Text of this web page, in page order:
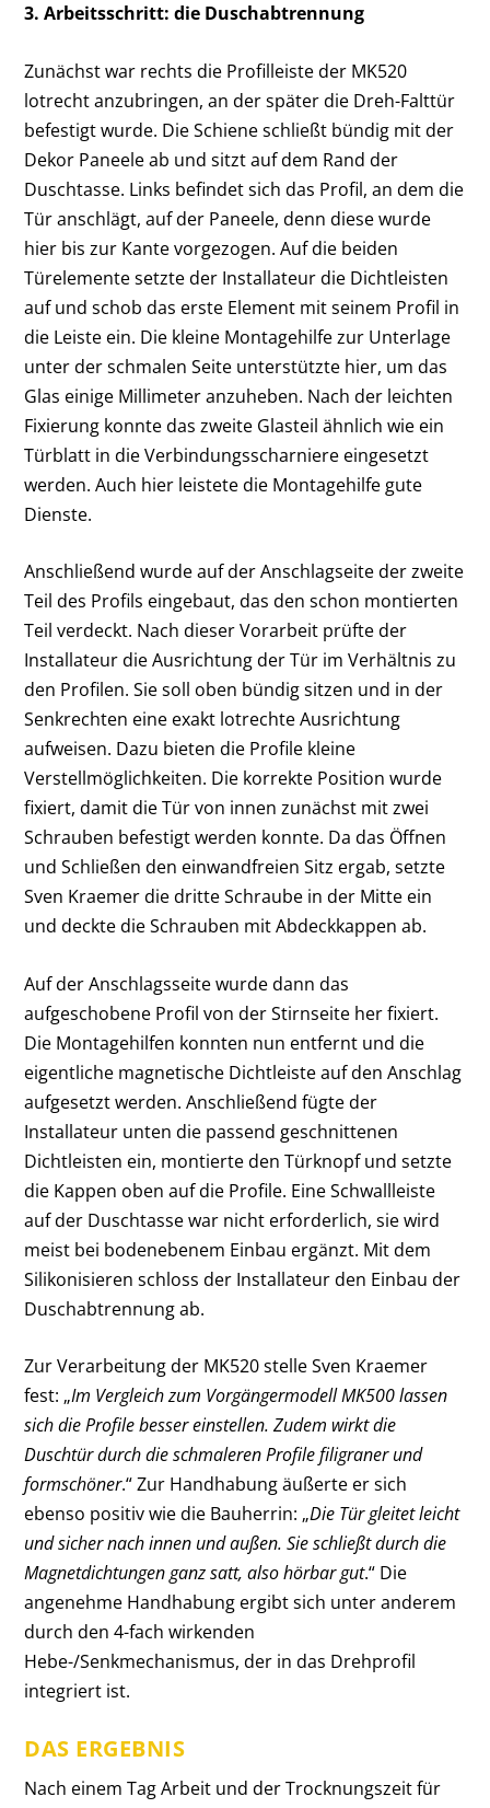
3. Arbeitsschritt: die Duschabtrennung
Zunächst war rechts die Profilleiste der MK520
lotrecht anzubringen, an der später die Dreh-Falttür
befestigt wurde. Die Schiene schließt bündig mit der
Dekor Paneele ab und sitzt auf dem Rand der
Duschtasse. Links befindet sich das Profil, an dem die
Tür anschlägt, auf der Paneele, denn diese wurde
hier bis zur Kante vorgezogen. Auf die beiden
Türelemente setzte der Installateur die Dichtleisten
auf und schob das erste Element mit seinem Profil in
die Leiste ein. Die kleine Montagehilfe zur Unterlage
unter der schmalen Seite unterstützte hier, um das
Glas einige Millimeter anzuheben. Nach der leichten
Fixierung konnte das zweite Glasteil ähnlich wie ein
Türblatt in die Verbindungsscharniere eingesetzt
werden. Auch hier leistete die Montagehilfe gute
Dienste.
Anschließend wurde auf der Anschlagseite der zweite
Teil des Profils eingebaut, das den schon montierten
Teil verdeckt. Nach dieser Vorarbeit prüfte der
Installateur die Ausrichtung der Tür im Verhältnis zu
den Profilen. Sie soll oben bündig sitzen und in der
Senkrechten eine exakt lotrechte Ausrichtung
aufweisen. Dazu bieten die Profile kleine
Verstellmöglichkeiten. Die korrekte Position wurde
fixiert, damit die Tür von innen zunächst mit zwei
Schrauben befestigt werden konnte. Da das Öffnen
und Schließen den einwandfreien Sitz ergab, setzte
Sven Kraemer die dritte Schraube in der Mitte ein
und deckte die Schrauben mit Abdeckkappen ab.
Auf der Anschlagsseite wurde dann das
aufgeschobene Profil von der Stirnseite her fixiert.
Die Montagehilfen konnten nun entfernt und die
eigentliche magnetische Dichtleiste auf den Anschlag
aufgesetzt werden. Anschließend fügte der
Installateur unten die passend geschnittenen
Dichtleisten ein, montierte den Türknopf und setzte
die Kappen oben auf die Profile. Eine Schwallleiste
auf der Duschtasse war nicht erforderlich, sie wird
meist bei bodenebenem Einbau ergänzt. Mit dem
Silikonisieren schloss der Installateur den Einbau der
Duschabtrennung ab.
Zur Verarbeitung der MK520 stelle Sven Kraemer
fest: „Im Vergleich zum Vorgängermodell MK500 lassen
sich die Profile besser einstellen. Zudem wirkt die
Duschtür durch die schmaleren Profile filigraner und
formschöner.“ Zur Handhabung äußerte er sich
ebenso positiv wie die Bauherrin: „Die Tür gleitet leicht
und sicher nach innen und außen. Sie schließt durch die
Magnetdichtungen ganz satt, also hörbar gut.“ Die
angenehme Handhabung ergibt sich unter anderem
durch den 4-fach wirkenden
Hebe-/Senkmechanismus, der in das Drehprofil
integriert ist.
DAS ERGEBNIS
Nach einem Tag Arbeit und der Trocknungszeit für